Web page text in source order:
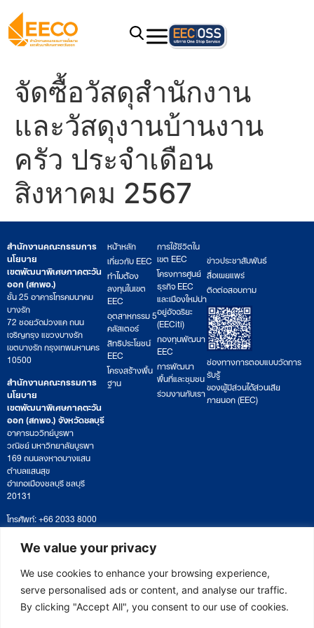
We value your privacy
We use cookies to enhance your browsing experience,
serve personalised ads or content, and analyse our traffic.
By clicking "Accept All", you consent to our use of cookies.
จัดซื้อวัสดุสำนักงาน
และวัสดุงานบ้านงาน
ครัว ประจำเดือน
สิงหาคม 2567
สำนักงานคณะกรรมการ
นโยบาย
เขตพัฒนาพิเศษภาคตะวัน
ออก (สกพอ.)
ชั้น 25 อาคารโทรคมนาคม
บางรัก
72 ซอยวัดม่วงแค ถนน
เจริญกรุง แขวงบางรัก
เขตบางรัก กรุงเทพมหานคร
10500
สำนักงานคณะกรรมการ
นโยบาย
เขตพัฒนาพิเศษภาคตะวัน
ออก (สกพอ.) จังหวัดชลบุรี
อาคารนววิทย์บูรพา
วณิชย์ มหาวิทยาลัยบูรพา
169 ถนนลงหาดบางแสน
ตำบลแสนสุข
อำเภอเมืองชลบุรี ชลบุรี
20131
โทรศัพท์: +66 2033 8000
เวลาทำการ: จันทร์ – ศุกร์
09:00 – 17:00 น.
ติดตามหนังสือหรือยื่นเอกสาร
saraban@eeco.or.th
หน้าหลัก
เกี่ยวกับ EEC
ทำไมต้อง
ลงทุนในเขต
EEC
อุตสาหกรรม 5
คลัสเตอร์
สิทธิประโยชน์
EEC
โครงสร้างพื้น
ฐาน
การใช้ชีวิตใน
เขต EEC
โครงการศูนย์
ธุรกิจ EEC
และเมืองใหม่น่า
อยู่อัจฉริยะ
(EECiti)
กองทุนพัฒนา
EEC
การพัฒนา
พื้นที่และชุมชน
ร่วมงานกับเรา
ข่าวประชาสัมพันธ์
สื่อเผยแพร่
ติดต่อสอบถาม
ช่องทางการตอบแบบวัดการ
รับรู้
ของผู้มีส่วนได้ส่วนเสีย
ภายนอก (EEC)